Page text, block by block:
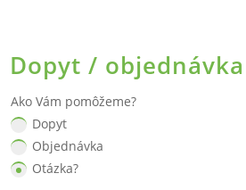
Dopyt /
Ako Vám pomôžeme?
Dopyt
Objednávka
Otázka?